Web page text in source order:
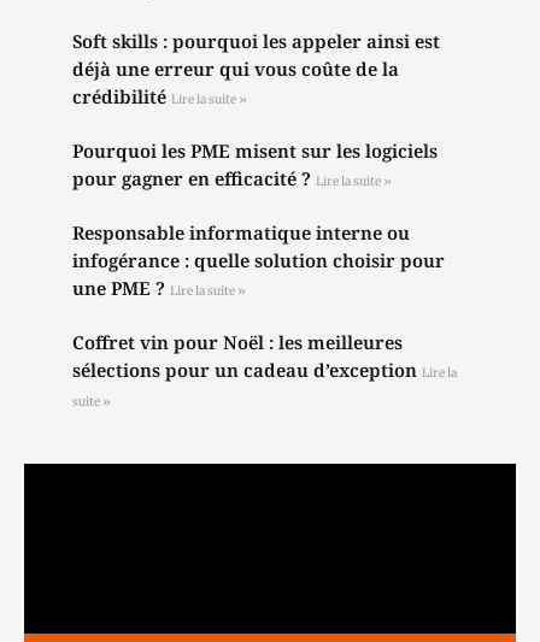
Soft skills : pourquoi les appeler ainsi est
déjà une erreur qui vous coûte de la
crédibilité Lire la suite »
Pourquoi les PME misent sur les logiciels
pour gagner en efficacité ? Lire la suite »
Responsable informatique interne ou
infogérance : quelle solution choisir pour
une PME ? Lire la suite »
Coffret vin pour Noël : les meilleures
sélections pour un cadeau d’exception Lire la
suite »